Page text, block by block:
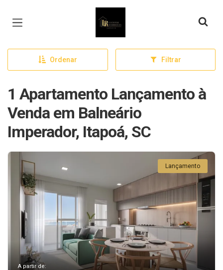
Página inicial
Ordenar Filtrar
1 Apartamento Lançamento à
Venda em Balneário
Imperador, Itapoá, SC
Lançamento
A partir de: